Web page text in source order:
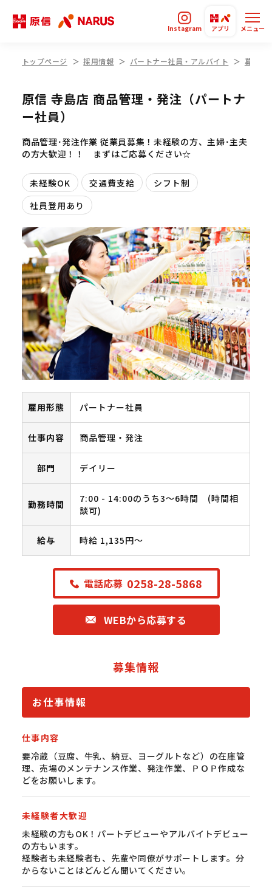
Instagram アプリ メニュー
トップページ 採用情報 パートナー社員・アルバイト 募集要
原信 寺島店 商品管理・発注（パートナ
ー社員）
商品管理･発注作業 従業員募集！未経験の方、主婦･主夫
の方大歓迎！！ まずはご応募ください☆
未経験OK 交通費支給
シフト制
社員登用あり
雇用形態 パートナー社員
仕事内容 商品管理・発注
部門 デイリー
勤務時間
7:00 - 14:00のうち3～6時間 (時間相
談可)
給与 時給 1,135円〜
電話応募 0258-28-5868
WEBから応募する
募集情報
お仕事情報
仕事内容
要冷蔵（豆腐、牛乳、納豆、ヨーグルトなど）の在庫管
理、売場のメンテナンス作業、発注作業、ＰＯＰ作成な
どをお願いします。
未経験者大歓迎
未経験の方もOK！パートデビューやアルバイトデビュー
の方もいます。
経験者も未経験者も、先輩や同僚がサポートします。分
からないことはどんどん聞いてください。